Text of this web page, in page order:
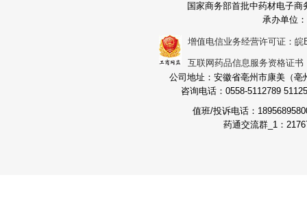
国家商务部首批中药材电子
承办单位
增值电信业务经营许可证：皖
互联网药品信息服务资格证
公司地址：安徽省亳州市康美（
咨询电话：0558-5112789
值班/投诉电话：
药通交流群_1：